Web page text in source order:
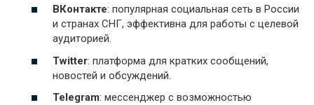
ВКонтакте: популярная социальная сеть в России
и странах СНГ, эффективна для работы с целевой
аудиторией.
Twitter: платформа для кратких сообщений,
новостей и обсуждений.
Telegram: мессенджер с возможностью